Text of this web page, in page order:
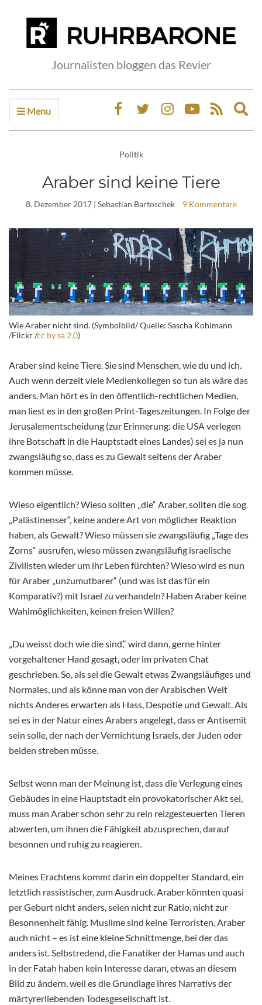
Journalisten bloggen das Revier
Menu
Politik
Araber sind keine Tiere
8. Dezember 2017| Sebastian Bartoschek 9 Kommentare
Wie Araber nicht sind. (Symbolbild/ Quelle: Sascha Kohlmann
/Flickr /cc by sa 2.0)
Araber sind keine Tiere. Sie sind Menschen, wie du und ich.
Auch wenn derzeit viele Medienkollegen so tun als wäre das
anders. Man hört es in den öffentlich-rechtlichen Medien,
man liest es in den großen Print-Tageszeitungen. In Folge der
Jerusalementscheidung (zur Erinnerung: die USA verlegen
ihre Botschaft in die Hauptstadt eines Landes) sei es ja nun
zwangsläufig so, dass es zu Gewalt seitens der Araber
kommen müsse.
Wieso eigentlich? Wieso sollten „die“ Araber, sollten die sog.
„Palästinenser“, keine andere Art von möglicher Reaktion
haben, als Gewalt? Wieso müssen sie zwangsläufig „Tage des
Zorns“ ausrufen, wieso müssen zwangsläufig israelische
Zivilisten wieder um ihr Leben fürchten? Wieso wird es nun
für Araber „unzumutbarer“ (und was ist das für ein
Komparativ?) mit Israel zu verhandeln? Haben Araber keine
Wahlmöglichkeiten, keinen freien Willen?
„Du weisst doch wie die sind,“ wird dann, gerne hinter
vorgehaltener Hand gesagt, oder im privaten Chat
geschrieben. So, als sei die Gewalt etwas Zwangsläufiges und
Normales, und als könne man von der Arabischen Welt
nichts Anderes erwarten als Hass, Despotie und Gewalt. Als
sei es in der Natur eines Arabers angelegt, dass er Antisemit
sein solle, der nach der Vernichtung Israels, der Juden oder
beiden streben müsse.
Selbst wenn man der Meinung ist, dass die Verlegung eines
Gebäudes in eine Hauptstadt ein provokatorischer Akt sei,
muss man Araber schon sehr zu rein reizgesteuerten Tieren
abwerten, um ihnen die Fähigkeit abzusprechen, darauf
besonnen und ruhig zu reagieren.
Meines Erachtens kommt darin ein doppelter Standard, ein
letztlich rassistischer, zum Ausdruck. Araber könnten quasi
per Geburt nicht anders, seien nicht zur Ratio, nicht zur
Besonnenheit fähig. Muslime sind keine Terroristen, Araber
auch nicht – es ist eine kleine Schnittmenge, bei der das
anders ist. Selbstredend, die Fanatiker der Hamas und auch
in der Fatah haben kein Interesse daran, etwas an diesem
Bild zu ändern, weil es die Grundlage ihres Narrativs der
märtyrerliebenden Todesgesellschaft ist.